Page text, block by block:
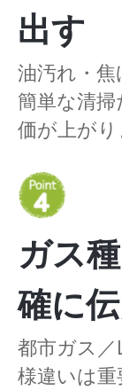
出す
油汚れ・焦
簡単な清
価が上がり
ガス
確に
都市ガス
様違いは